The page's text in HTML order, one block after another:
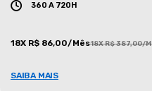
360 A 720H
18X R$ 86,00/Mês18X R$ 387,00/
SAIBA MAIS